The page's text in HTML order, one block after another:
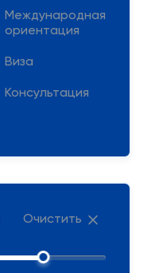
Международная
ориентация
Виза
Консультация
Очистить